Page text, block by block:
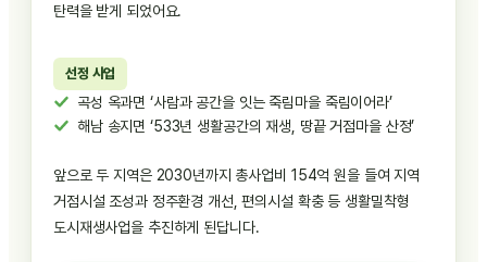
탄력을 받게 되었어요.
선정 사업
곡성 옥과면 ‘사람과 공간을 잇는 죽림마을 죽림이어라’
해남 송지면 ‘533년 생활공간의 재생, 땅끝 거점마을 산정’
앞으로 두 지역은 2030년까지 총사업비 154억 원을 들여 지역
거점시설 조성과 정주환경 개선, 편의시설 확충 등 생활밀착형
도시재생사업을 추진하게 된답니다.